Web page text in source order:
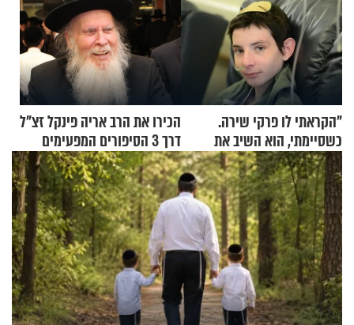
"הקראתי לו פרקי שירה.
כשסיימתי, הוא השיב את
נשמתו לבורא"
הכירו את הרב אריה פינקל זצ"ל
דרך 3 הסיפורים המפעימים
האלה